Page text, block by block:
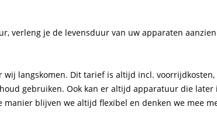
verleng je de levensduur van uw apparaten
wij langskomen. Dit tarief is altijd incl. voorrijdkosten,
gebruiken. Ook kan er altijd apparatuur die later
blijven we altijd flexibel en denken we mee